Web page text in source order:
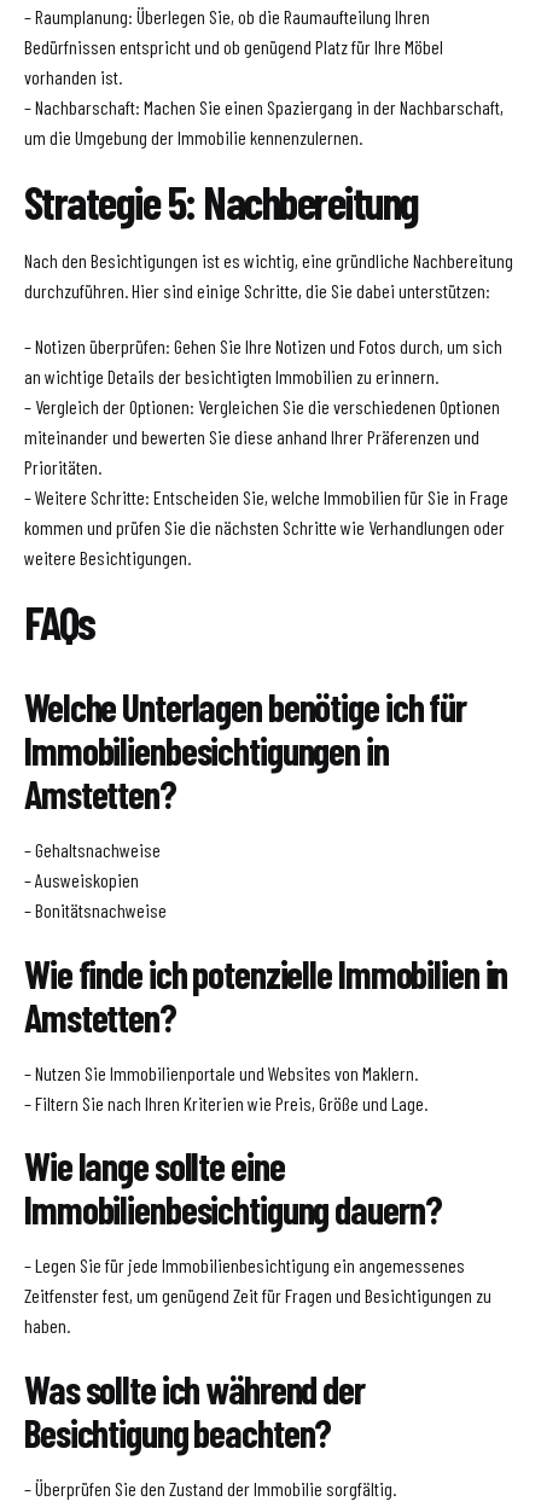
– Raumplanung: Überlegen Sie, ob die Raumaufteilung Ihren
Bedürfnissen entspricht und ob genügend Platz für Ihre Möbel
vorhanden ist.
– Nachbarschaft: Machen Sie einen Spaziergang in der Nachbarschaft,
um die Umgebung der Immobilie kennenzulernen.
Strategie 5: Nachbereitung
Nach den Besichtigungen ist es wichtig, eine gründliche Nachbereitung
durchzuführen. Hier sind einige Schritte, die Sie dabei unterstützen:
– Notizen überprüfen: Gehen Sie Ihre Notizen und Fotos durch, um sich
an wichtige Details der besichtigten Immobilien zu erinnern.
– Vergleich der Optionen: Vergleichen Sie die verschiedenen Optionen
miteinander und bewerten Sie diese anhand Ihrer Präferenzen und
Prioritäten.
– Weitere Schritte: Entscheiden Sie, welche Immobilien für Sie in Frage
kommen und prüfen Sie die nächsten Schritte wie Verhandlungen oder
weitere Besichtigungen.
FAQs
Welche Unterlagen benötige ich für
Immobilienbesichtigungen in
Amstetten?
– Gehaltsnachweise
– Ausweiskopien
– Bonitätsnachweise
Wie finde ich potenzielle Immobilien in
Amstetten?
– Nutzen Sie Immobilienportale und Websites von Maklern.
– Filtern Sie nach Ihren Kriterien wie Preis, Größe und Lage.
Wie lange sollte eine
Immobilienbesichtigung dauern?
– Legen Sie für jede Immobilienbesichtigung ein angemessenes
Zeitfenster fest, um genügend Zeit für Fragen und Besichtigungen zu
haben.
Was sollte ich während der
Besichtigung beachten?
– Überprüfen Sie den Zustand der Immobilie sorgfältig.